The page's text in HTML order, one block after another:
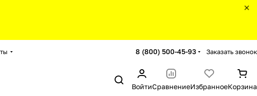
8 (800) 500-45-93 Заказать звонок
ВойтиСравнениеИзбранноеКорзина